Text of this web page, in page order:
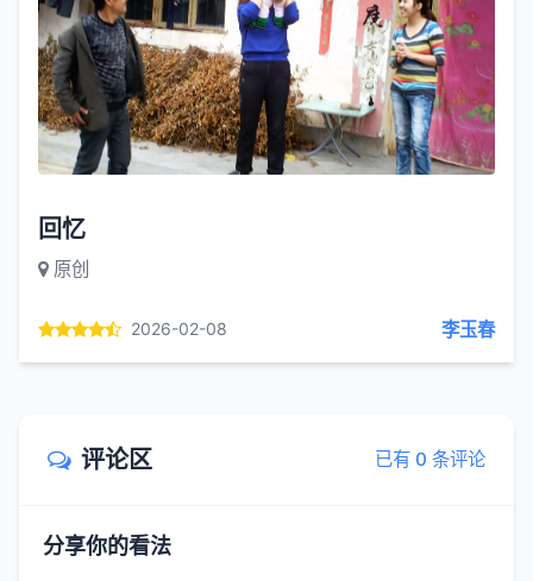
回忆
原创
2026-02-08 李玉春
评论区 已有 0 条评论
分享你的看法